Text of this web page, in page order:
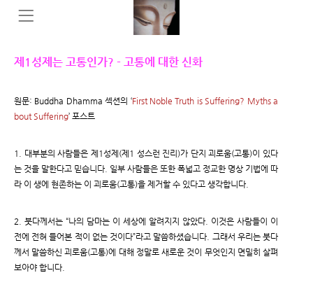
제1성제는 고통인가? - 고통에 대한 신화
원문: Buddha Dhamma 섹션의 ‘First Noble Truth is Suffering? Myths a
bout Suffering’ 포스트
1. 대부분의 사람들은 제1성제(제1 성스런 진리)가 단지 괴로움(고통)이 있다
는 것을 말한다고 믿습니다. 일부 사람들은 또한 폭넓고 정교한 명상 기법에 따
라 이 생에 현존하는 이 괴로움(고통)을 제거할 수 있다고 생각합니다.
2. 붓다께서는 “나의 담마는 이 세상에 알려지지 않았다. 이것은 사람들이 이
전에 전혀 들어본 적이 없는 것이다”라고 말씀하셨습니다. 그래서 우리는 붓다
께서 말씀하신 괴로움(고통)에 대해 정말로 새로운 것이 무엇인지 면밀히 살펴
보아야 합니다.